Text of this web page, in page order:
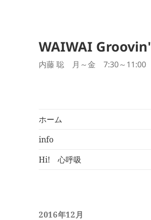
WAIWAI Groovin'
内藤 聡 月～金 7:30～11:00
ホーム
info
Hi! 心呼吸
2016年12月